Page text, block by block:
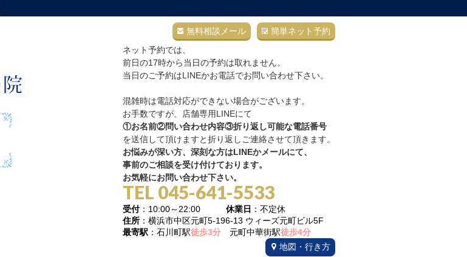
簡単ネット予約
無料相談メール
ネット予約では、
前日の17時から当日の予約は取れません。
当日のご予約はLINEかお電話でお問い合わせ下さい。
混雑時は電話対応ができない場合がございます。
お手数ですが、店舗専用LINEにて
①お名前②問い合わせ内容③折り返し可能な電話番号
を送信して頂けますと折り返しご連絡させて頂きます。
お悩みが深い方、深刻な方はLINEかメールにて、
事前のご相談を受け付けております。
お気軽にお問い合わせ下さい。
TEL 045-641-5533
受付：10:00～22:00 休業日 ：不定休
住所 ：横浜市中区元町5-196-13 ウィーズ元町ビル5F
最寄駅 ：石川町駅徒歩3分 元町中華街駅徒歩4分
地図・行き方